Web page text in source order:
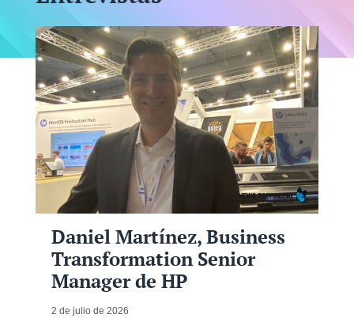
Daniel Martínez, Business
Transformation Senior
Manager de HP
2 de julio de 2026